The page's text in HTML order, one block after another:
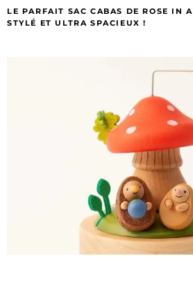
LE PARFAIT SAC CABAS DE ROSE IN
STYLÉ ET ULTRA SPACIEUX !